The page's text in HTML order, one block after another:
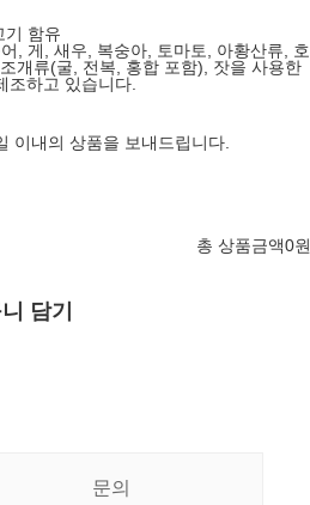
기 함유
, 게, 새우, 복숭아, 토마토, 아황산류, 호
개류(굴, 전복, 홍합 포함), 잣을 사용한
조하고 있습니다.
이내의 상품을 보내드립니다.
총 상품금액0원
담기
문의